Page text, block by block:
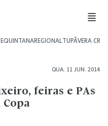
QUINTANAREGIONALTUPÃVERA CRUZ
QUA. 11 JUN. 2014
feiras e PAs